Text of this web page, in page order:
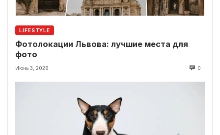
LIFESTYLE
Фотолокации Львова: лучшие места для
фото
Июнь 3, 2026 0